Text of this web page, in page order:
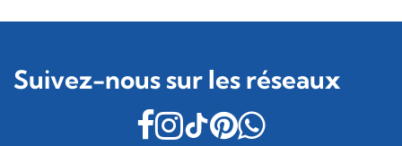
Suivez-nous sur les réseaux